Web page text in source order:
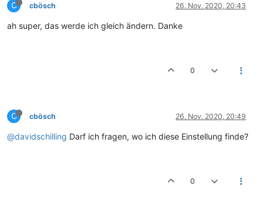
C cbösch 26. Nov. 2020, 20:43
ah super, das werde ich gleich ändern. Danke
0
C cbösch 26. Nov. 2020, 20:49
@davidschilling Darf ich fragen, wo ich diese Einstellung finde?
0